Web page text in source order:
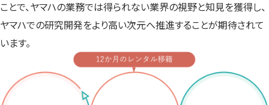
ことで、ヤマハの業務では得られない業界の視野と知見を獲得し、
ヤマハでの研究開発をより高い次元へ推進することが期待されて
います。